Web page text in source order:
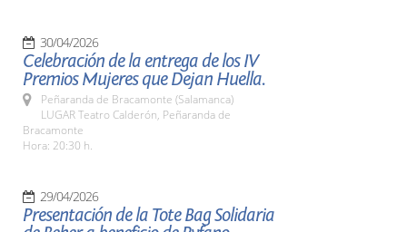
30/04/2026
Celebración de la entrega de los IV
Premios Mujeres que Dejan Huella.
Peñaranda de Bracamonte (Salamanca)
LUGAR Teatro Calderón, Peñaranda de
Bracamonte
Hora: 20:30 h.
29/04/2026
Presentación de la Tote Bag Solidaria